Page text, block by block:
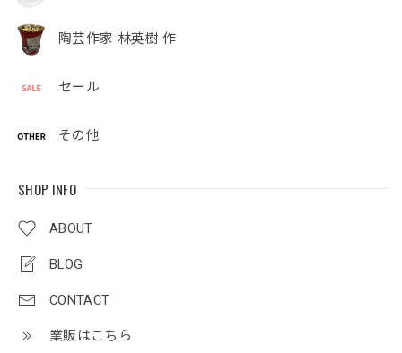
陶芸作家 林英樹 作
セール
その他
SHOP INFO
ABOUT
BLOG
CONTACT
業販はこちら